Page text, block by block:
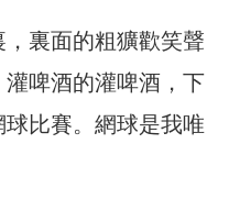
裏面的粗獷歡笑聲
啤酒的灌啤酒，下
比賽。網球是我唯